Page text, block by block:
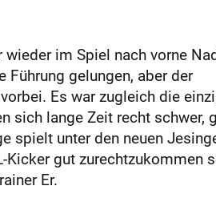
im Spiel nach vorne
gelungen, aber der
Es war zugleich die
sich lange Zeit recht schwer,
spielt unter den neuen
gut zurechtzukommen
Er.